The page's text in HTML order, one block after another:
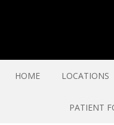
HOME LOCATIONS
PATIENT